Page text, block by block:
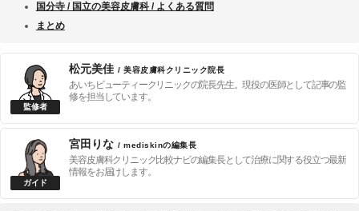
国分寺 / 国立の美容皮膚科 / よくある質問
まとめ
松元美佳 / 美容皮膚科クリニック院長
あいちビューティークリニックの院長先生。現役の医師として記事の監
修を担当しています。
宮田りな / mediskinの編集長
美容皮膚科クリニック比較ナビの編集長として治療に関する役立つ最新
情報をお届けします。